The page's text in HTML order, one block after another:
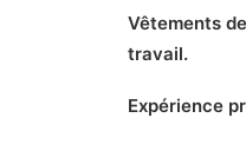
Vêtements
travail.
Expérience